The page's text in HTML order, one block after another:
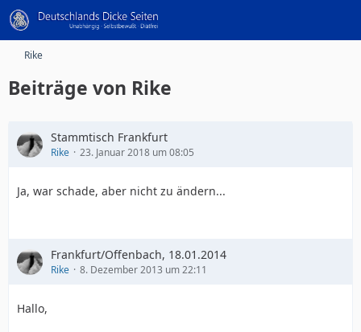
Rike
Beiträge von Rike
Stammtisch Frankfurt
Rike 23. Januar 2018 um 08:05
Ja, war schade, aber nicht zu ändern...
Frankfurt/Offenbach, 18.01.2014
Rike 8. Dezember 2013 um 22:11
Hallo,